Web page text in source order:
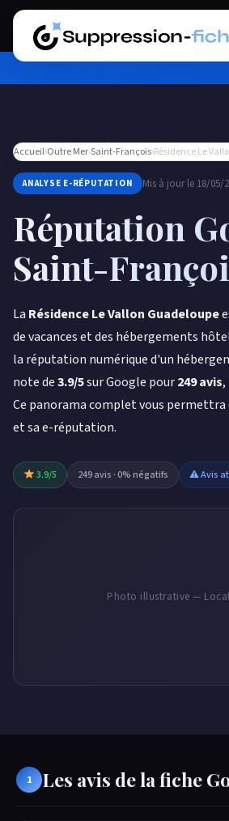
Aller
contenu
Accueil›Outre Mer›Saint-François›Résidence Le
ANALYSE E-RÉPUTATION Mis à jour le 18/05/
Réputation
Saint-
La Résidence Le Vallon Guadeloupe
de vacances et des hébergements
la réputation numérique d'un
note de3.9/5sur Google pour249 avis,
Ce panorama complet vous
et sa e-réputation.
3.9/5 249 avis · 0% négatifs ⚠ Avis
Photo illustrative —
1 Les avis de la fiche